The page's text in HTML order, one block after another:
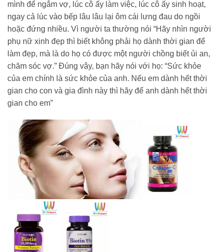
mình để ngắm vợ, lúc cô ấy làm việc, lúc cô ấy sinh hoạt,
ngay cả lúc vào bếp lâu lâu lại ôm cái lưng đau do ngồi
hoặc đứng nhiều. Vì người ta thường nói “Hãy nhìn người
phụ nữ xinh đẹp thì biết không phải họ dành thời gian để
làm đẹp, mà là do họ có được một người chồng biết ủi an,
chăm sóc vợ.” Đúng vậy, bạn hãy nói với họ: “Sức khỏe
của em chính là sức khỏe của anh. Nếu em dành hết thời
gian cho con và gia đình này thì hãy để anh dành hết thời
gian cho em”